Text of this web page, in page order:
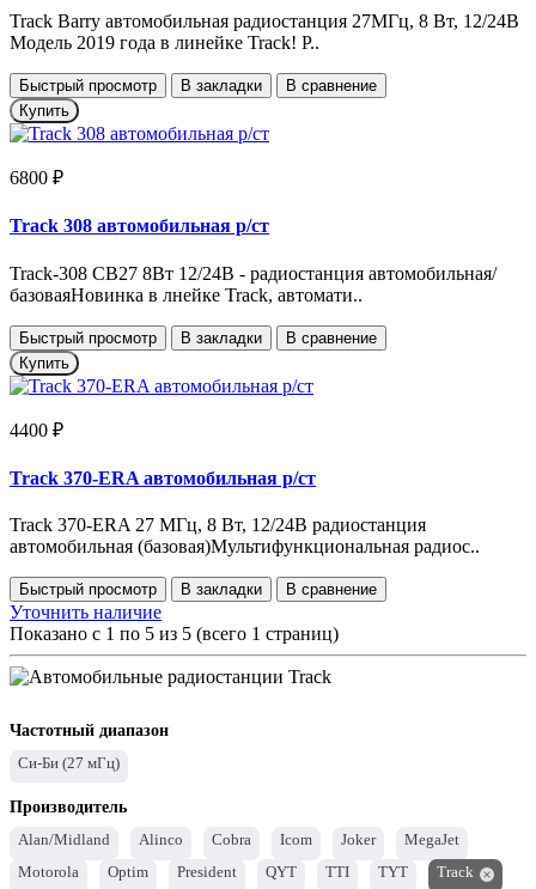
Track Barry автомобильная радиостанция 27МГц, 8 Вт, 12/24В
Модель 2019 года в линейке Track! Р..
Быстрый просмотр В закладки
В сравнение
Купить
6800 ₽
Track 308 автомобильная р/ст
Track-308 СВ27 8Вт 12/24В - радиостанция автомобильная/
базоваяНовинка в лнейке Track, автомати..
Быстрый просмотр В закладки
В сравнение
Купить
4400 ₽
Track 370-ERA автомобильная р/ст
Track 370-ERA 27 МГц, 8 Вт, 12/24В радиостанция
автомобильная (базовая)Мультифункциональная радиос..
Быстрый просмотр В закладки В сравнение
Уточнить наличие
Показано с 1 по 5 из 5 (всего 1 страниц)
Частотный диапазон
Си-Би (27 мГц)
Производитель
Alan/Midland
Alinco Cobra Icom Joker
MegaJet
Motorola
Optim President QYT TTI TYT
Track